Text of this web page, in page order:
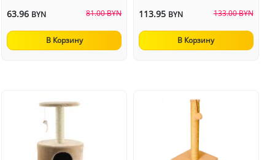
63.96 BYN 81.00 BYN
В Корзину
113.95 BYN 133.00 BYN
В Корзину